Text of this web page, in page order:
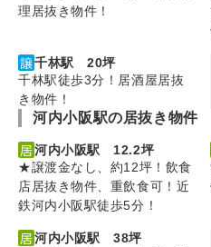
理居抜き物件！
千林駅 20坪
千林駅徒歩3分！居酒屋居抜
き物件！
河内小阪駅の居抜き物件
河内小阪駅 12.2坪
★譲渡金なし、約12坪！飲食
店居抜き物件、重飲食可！近
鉄河内小阪駅徒歩5分！
河内小阪駅 38坪